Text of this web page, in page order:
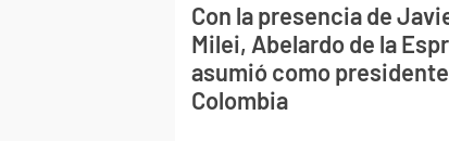
Con la presencia de
Milei, Abelardo de la
asumió como
Colombia